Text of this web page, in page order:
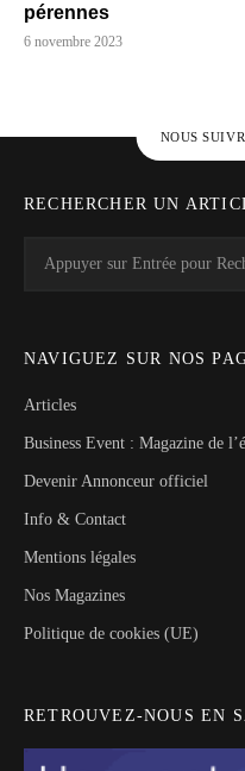
pérennes
6 novembre 2023
NOUS
RECHERCHER UN
for:
NAVIGUEZ SUR NOS
Articles
Business Event : Magazine de
Devenir Annonceur officiel
Info & Contact
Mentions légales
Nos Magazines
Politique de cookies (UE)
RETROUVEZ-NOUS EN